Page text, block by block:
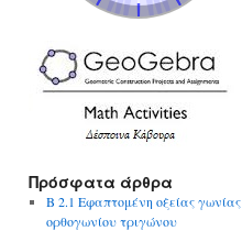
Πρόσφατα άρθρα
Β 2.1 Εφαπτομένη οξείας γωνίας
ορθογωνίου τριγώνου